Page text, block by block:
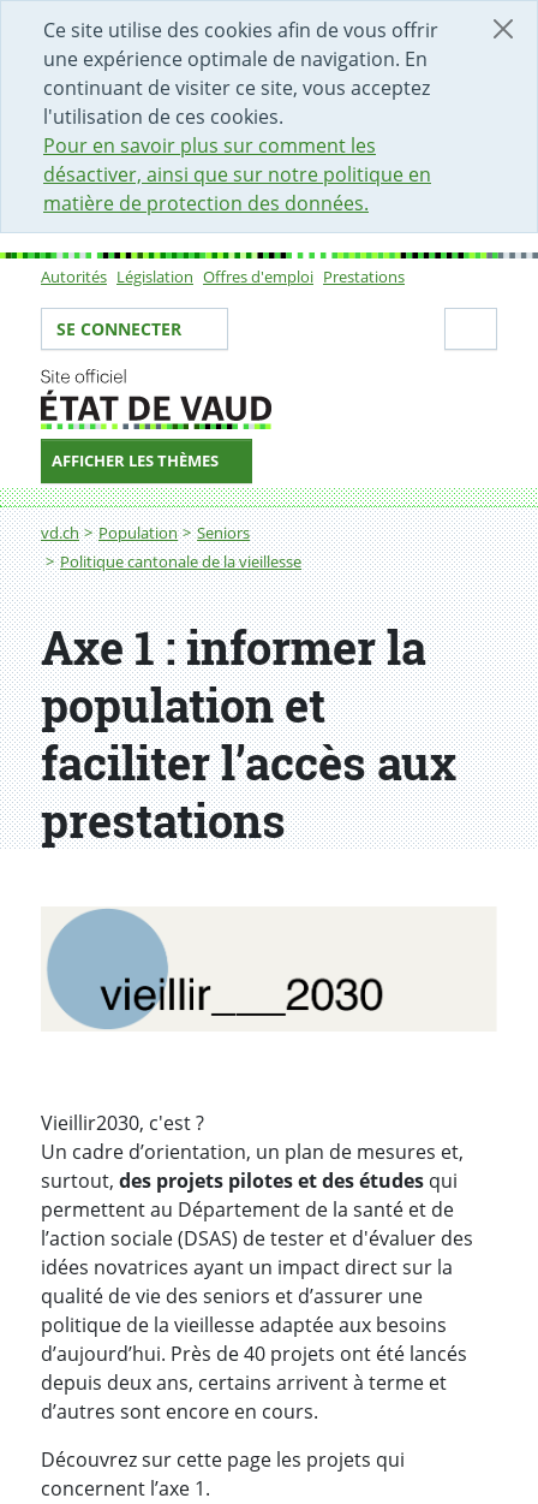
Ce site utilise des cookies afin de vous offrir
une expérience optimale de navigation. En
continuant de visiter ce site, vous acceptez
l'utilisation de ces cookies.
Pour en savoir plus sur comment les
désactiver, ainsi que sur notre politique en
matière de protection des données.
DÉBUT DU CONTENU DE LA PAGE
ACCÈS AU CHAMP DE RECHERCHE
PAGE D'ACCUEIL
FORMULAIRE DE CONTACT
Sous-navigation
Autorités Législation Offres d'emploi Prestations
Votre identité
SE CONNECTER
AFFICHER LES THÈMES
Fil d'Ariane
vd.ch Population
Seniors
Politique cantonale de la vieillesse
Axe 1 : informer la population et faciliter l’accès aux
Axe 1 : informer la
population et
faciliter l’accès aux
prestations
Vieillir2030, c'est ?
Un cadre d’orientation, un plan de mesures et,
surtout, des projets pilotes et des études qui
permettent au Département de la santé et de
l’action sociale (DSAS) de tester et d'évaluer des
idées novatrices ayant un impact direct sur la
qualité de vie des seniors et d’assurer une
politique de la vieillesse adaptée aux besoins
d’aujourd’hui. Près de 40 projets ont été lancés
depuis deux ans, certains arrivent à terme et
d’autres sont encore en cours.
Découvrez sur cette page les projets qui
concernent l’axe 1.